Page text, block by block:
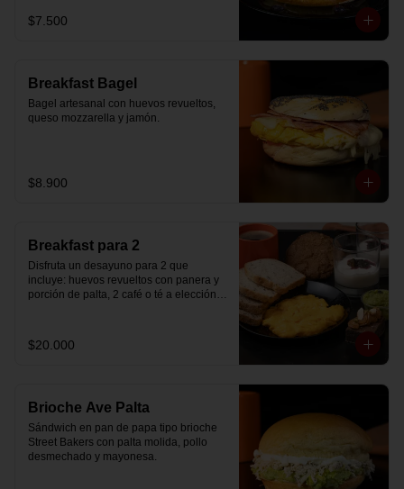
$7.500
Breakfast Bagel
Bagel artesanal con huevos revueltos,
queso mozzarella y jamón.
$8.900
Breakfast para 2
Disfruta un desayuno para 2 que
incluye: huevos revueltos con panera y
porción de palta, 2 café o té a elección, 2
hecha en casa, un mini brownie y galleta
de avena para compartir.
$20.000
Brioche Ave Palta
Sándwich en pan de papa tipo brioche
Street Bakers con palta molida, pollo
desmechado y mayonesa.